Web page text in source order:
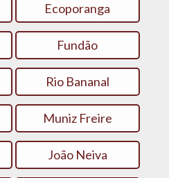
Ecoporanga
Fundão
Rio Bananal
Muniz Freire
João Neiva